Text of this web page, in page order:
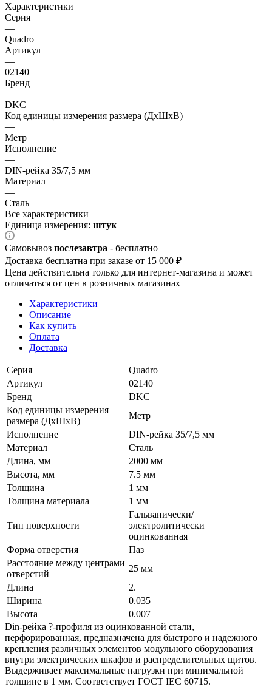
Характеристики
Серия
—
Quadro
Артикул
—
02140
Бренд
—
DKC
Код единицы измерения размера (ДхШхВ)
—
Метр
Исполнение
—
DIN-рейка 35/7,5 мм
Материал
—
Сталь
Все характеристики
Единица измерения: штук
Самовывоз послезавтра - бесплатно
Доставка бесплатна при заказе от 15 000 ₽
Цена действительна только для интернет-магазина и может
отличаться от цен в розничных магазинах
Характеристики
Описание
Как купить
Оплата
Доставка
Серия
Quadro
Артикул
02140
Бренд
DKC
Код единицы измерения
размера (ДхШхВ)
Метр
Исполнение
DIN-рейка 35/7,5 мм
Материал
Сталь
Длина, мм
2000 мм
Высота, мм
7.5 мм
Толщина
1 мм
Толщина материала
1 мм
Тип поверхности
Гальванически/
электролитически
оцинкованная
Форма отверстия
Паз
Расстояние между центрами
отверстий
25 мм
Длина
2.
Ширина
0.035
Высота
0.007
Din-рейка ?-профиля из оцинкованной стали,
перфорированная, предназначена для быстрого и надежного
крепления различных элементов модульного оборудования
внутри электрических шкафов и распределительных щитов.
Выдерживает максимальные нагрузки при минимальной
толщине в 1 мм. Соответствует ГОСТ IEC 60715.